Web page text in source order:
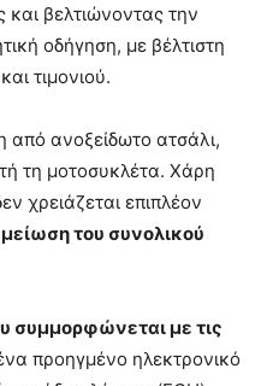
βελτιώνοντας την
οδήγηση, με βέλτιστη
τιμονιού.
από ανοξείδωτο ατσάλι,
τη μοτοσυκλέτα. Χάρη
χρειάζεται επιπλέον
μείωση του συνολικού
συμμορφώνεται με τις
προηγμένο ηλεκτρονικό